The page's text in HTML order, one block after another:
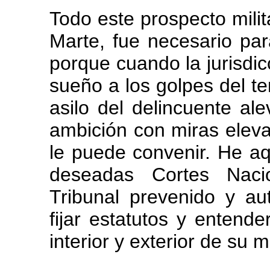
Todo este prospecto
Marte, fue necesario
porque cuando la
sueño a los golpes del
asilo del delincuente
ambición con miras
le puede convenir. He
deseadas Cortes
Tribunal prevenido y
fijar estatutos y
interior y exterior de su